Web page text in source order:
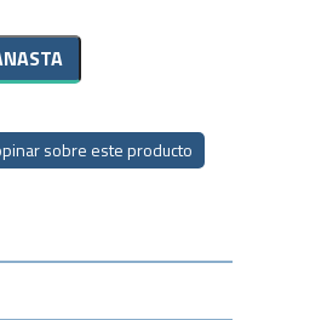
sobre este producto